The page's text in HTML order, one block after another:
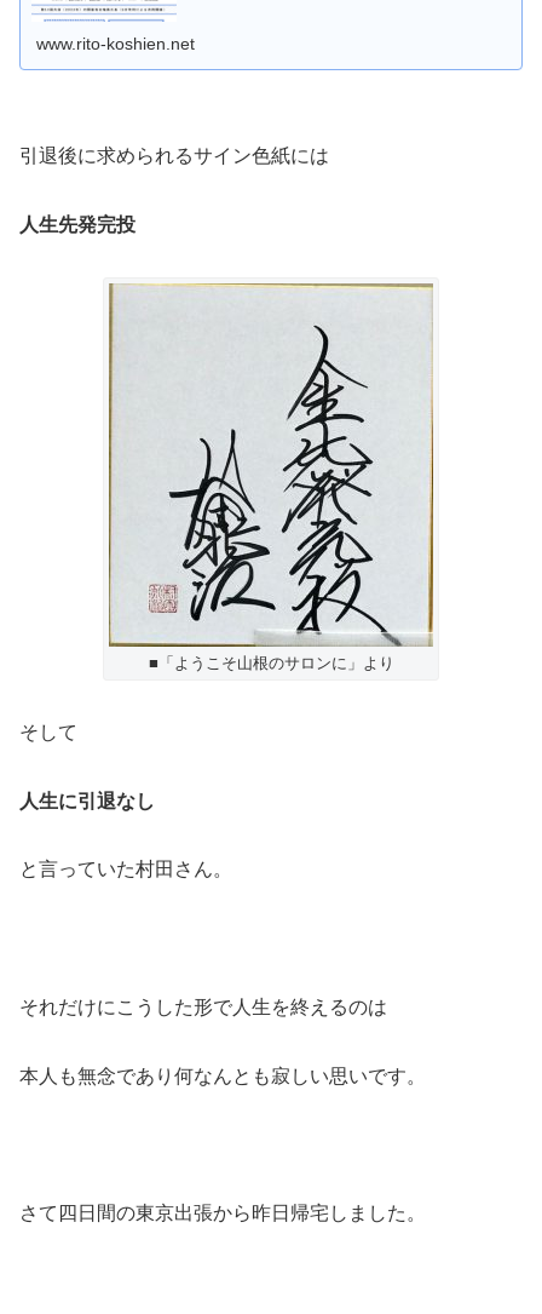
www.rito-koshien.net
引退後に求められるサイン色紙には
人生先発完投
■「ようこそ山根のサロンに」より
そして
人生に引退なし
と言っていた村田さん。
それだけにこうした形で人生を終えるのは
本人も無念であり何なんとも寂しい思いです。
さて四日間の東京出張から昨日帰宅しました。